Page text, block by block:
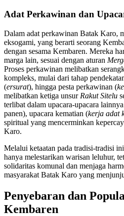
Adat Perkawinan dan
Dalam adat perkawinan Batak Karo,
eksogami, yang berarti seorang
dengan sesama Kembaren. Mereka
marga lain, sesuai dengan aturan
Proses perkawinan melibatkan
kompleks, mulai dari tahap
(ersurat), hingga pesta perkawinan (
melibatkan ketiga unsur Rakut Sitelu
terlibat dalam upacara-upacara
panen), upacara kematian (kerja adat
spiritual yang mencerminkan
Karo.
Melalui ketaatan pada tradisi-tradisi
hanya melestarikan warisan leluhur,
solidaritas komunal dan menjaga
masyarakat Batak Karo yang
Penyebaran dan
Kembaren